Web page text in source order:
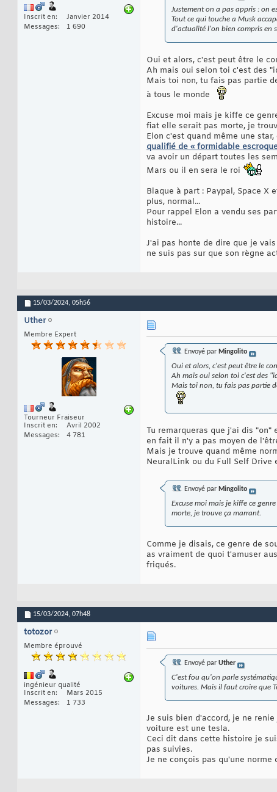
Inscrit en
Janvier 2014
Messages
1 690
Justement on a pas appris : on
Tout ce qui touche a Musk
d'actualité l'on bien compris en
Oui et alors, c'est peut être le
Ah mais oui selon toi c'est des
Mais toi non, tu fais pas partie
à tous le monde
Excuse moi mais je kiffe ce
fiat elle serait pas morte, je
Elon c'est quand même une
qualifié de « formidable
va avoir un départ toutes les
Mars ou il en sera le roi
Blaque à part : Paypal, Space X
plus, normal...
Pour rappel Elon a vendu ses
histoire...
J'ai pas honte de dire que je
ne suis pas sur que son règne
15/03/2024, 05h56
Uther
Membre Expert
Tourneur Fraiseur
Inscrit en
Avril 2002
Messages
4 781
Envoyé par Mingolito
Oui et alors, c'est peut être le
Ah mais oui selon toi c'est des
Mais toi non, tu fais pas partie
Tu remarqueras que j'ai dis
en fait il n'y a pas moyen de
Mais je trouve quand même
NeuralLink ou du Full Self
Envoyé par Mingolito
Excuse moi mais je kiffe ce
morte, je trouve ça marrant.
Comme je disais, ce genre de
as vraiment de quoi t'amuser
friqués.
15/03/2024, 07h48
totozor
Membre éprouvé
ingénieur qualité
Inscrit en
Mars 2015
Messages
1 733
Envoyé par Uther
C'est fou qu'on parle
voitures. Mais il faut croire que
Je suis bien d'accord, je ne
voiture est une tesla.
Ceci dit dans cette histoire je
pas suivies.
Je ne conçois pas qu'une